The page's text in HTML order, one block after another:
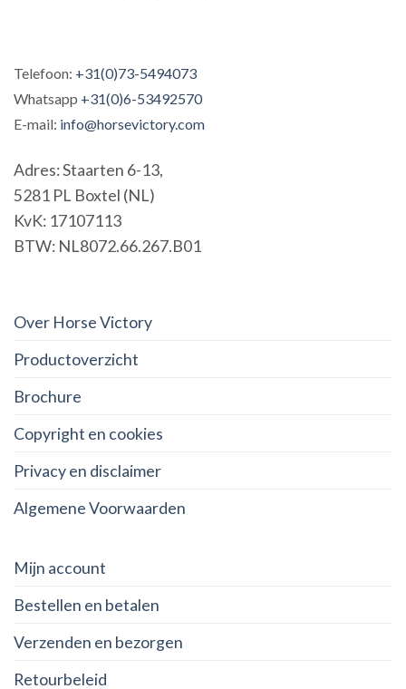
Telefoon: +31(0)73-5494073
Whatsapp +31(0)6-53492570
E-mail: info@horsevictory.com
Adres: Staarten 6-13,
5281 PL Boxtel (NL)
KvK: 17107113
BTW: NL8072.66.267.B01
Over Horse Victory
Productoverzicht
Brochure
Copyright en cookies
Privacy en disclaimer
Algemene Voorwaarden
Mijn account
Bestellen en betalen
Verzenden en bezorgen
Retourbeleid